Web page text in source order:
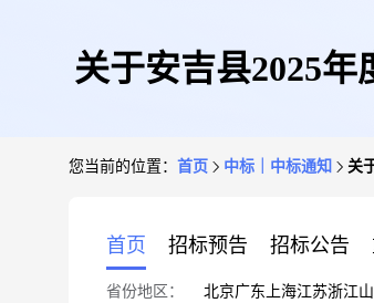
关于安吉县2025
您当前的位置： 首页 中标｜中标通知 关
首页 招标预告 招标公告
省份地区： 北京广东 上海江苏浙江